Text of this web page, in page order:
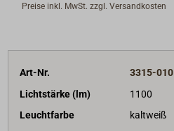
Preise inkl. MwSt. zzgl. Versandkosten
Art-Nr.
3315-010
Lichtstärke (lm)
1100
Leuchtfarbe
kaltweiß